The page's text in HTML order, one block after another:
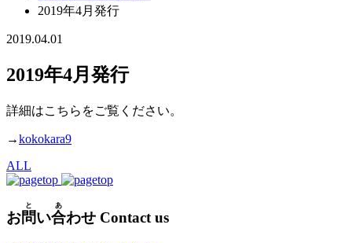
2019年4月発行
2019.04.01
2019年4月発行
詳細はこちらをご覧ください。
→kokokara9
ALL
お問
と
い合
あ
わせ Contact us